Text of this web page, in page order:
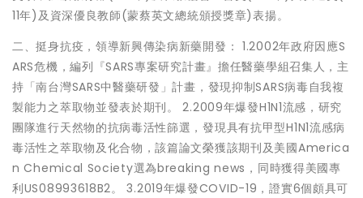
11年)及資深優良教師(蒙蔡英文總統頒授獎章)表揚。
二、挺身抗疫，領導新興傳染病新藥開發： 1.2002年政府因應S
ARS危機，編列『SARS專案研究計畫』擔任醫藥學組召集人，主
持「南台灣SARS中醫藥研發」計畫，發現抑制SARS病毒自我複
製能力之萃取物並發表於期刊。 2.2009年爆發H1N1流感，研究
團隊進行天然物的抗病毒活性篩選，發現具有抗甲型H1N1流感病
毒活性之萃取物及化合物，該篇論文榮獲該期刊及美國America
n Chemical Society選為breaking news，同時獲得美國專
利US08993618B2。 3.2019年爆發COVID-19，證實6個頗具可